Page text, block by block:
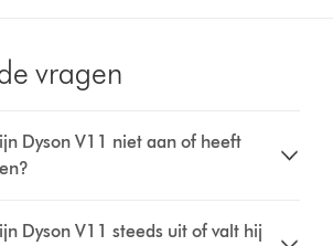
vragen
Dyson V11 niet aan of heeft
Dyson V11 steeds uit of valt hij